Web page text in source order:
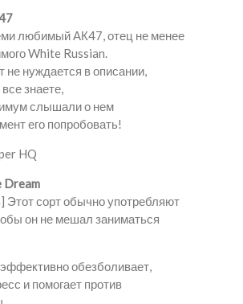
любимый АК47, отец не менее
White Russian.
не нуждается в описании,
знаете,
слышали о нем
его попробовать!
Этот сорт обычно употребляют
он не мешал заниматься
обезболивает,
и помогает против